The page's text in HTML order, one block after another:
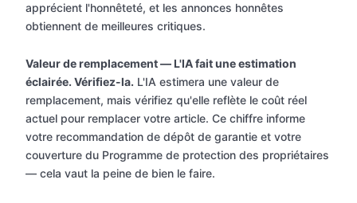
apprécient l'honnêteté, et les annonces honnêtes
obtiennent de meilleures critiques.
Valeur de remplacement — L'IA fait une estimation
éclairée. Vérifiez-la. L'IA estimera une valeur de
remplacement, mais vérifiez qu'elle reflète le coût réel
actuel pour remplacer votre article. Ce chiffre informe
votre recommandation de dépôt de garantie et votre
couverture du Programme de protection des propriétaires
— cela vaut la peine de bien le faire.